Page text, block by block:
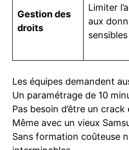
Gestion des
droits
Limiter
aux
sensibles
Les équipes demandent
Un paramétrage de 10
Pas besoin d’être un
Même avec un vieux
Sans formation coûteuse